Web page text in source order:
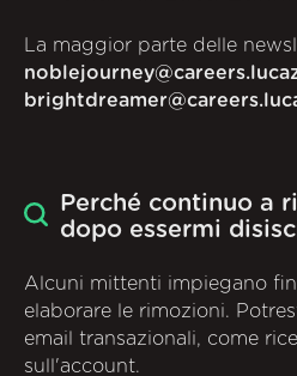
La maggior parte delle
Perché continuo a
dopo essermi
Alcuni mittenti impiegano
elaborare le rimozioni.
email transazionali, come
sull'account.